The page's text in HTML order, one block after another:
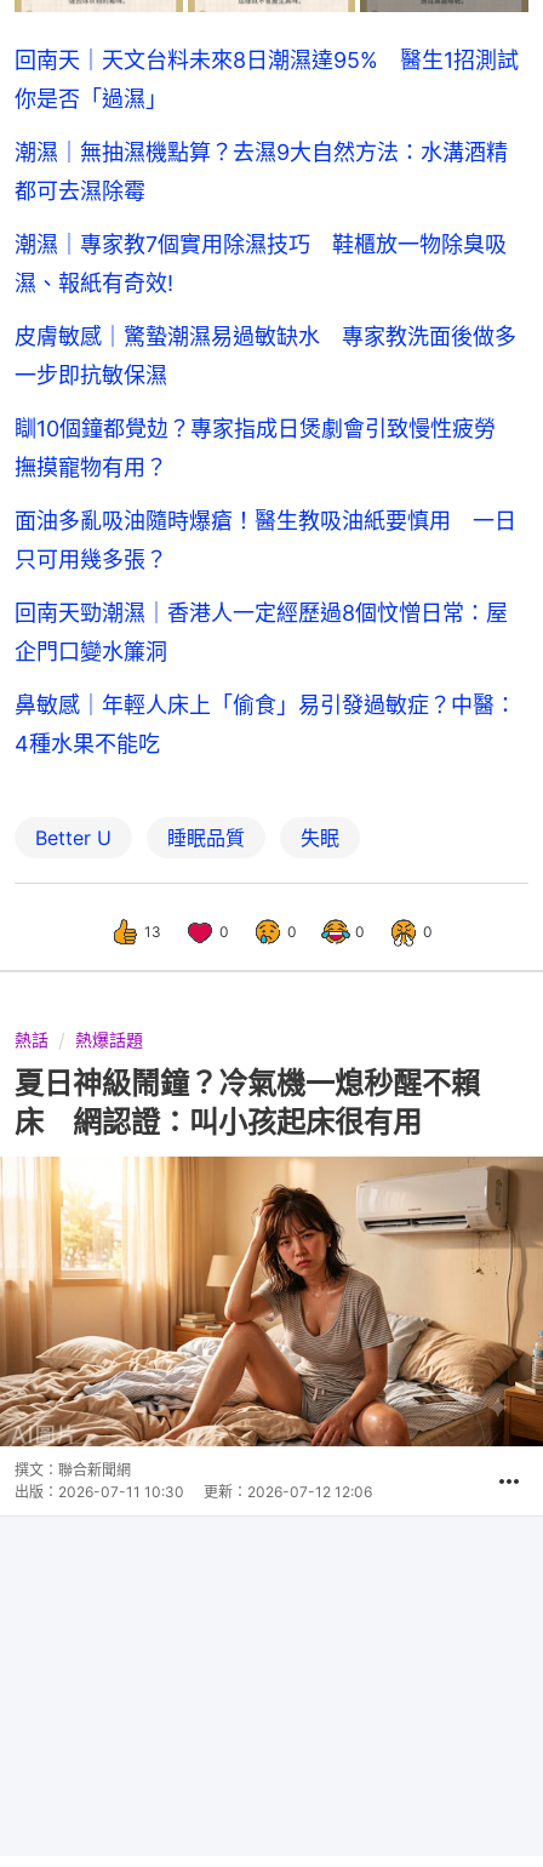
回南天｜天文台料未來8日潮濕達95% 醫生1招測試
你是否「過濕」
潮濕｜無抽濕機點算？去濕9大自然方法：水溝酒精
都可去濕除霉
潮濕｜專家教7個實用除濕技巧 鞋櫃放一物除臭吸
濕、報紙有奇效!
皮膚敏感｜驚蟄潮濕易過敏缺水 專家教洗面後做多
一步即抗敏保濕
瞓10個鐘都覺攰？專家指成日煲劇會引致慢性疲勞
撫摸寵物有用？
面油多亂吸油隨時爆瘡！醫生教吸油紙要慎用 一日
只可用幾多張？
回南天勁潮濕｜香港人一定經歷過8個忟憎日常：屋
企門口變水簾洞
鼻敏感｜年輕人床上「偷食」易引發過敏症？中醫：
4種水果不能吃
Better U 睡眠品質 失眠
13 0 0 0 0
熱話 熱爆話題
夏日神級鬧鐘？冷氣機一熄秒醒不賴
床 網認證：叫小孩起床很有用
撰文： 聯合新聞網
出版： 2026-07-11 10:30 更新： 2026-07-12 12:06